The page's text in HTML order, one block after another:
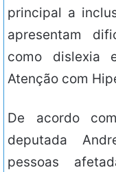
principal a
apresentam
como dislexia
Atenção com
De acordo
deputada
pessoas